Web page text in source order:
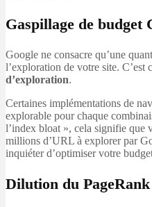
Gaspillage de budget
Google ne consacre qu’une
l’exploration de votre site. C’est
d’exploration.
Certaines implémentations de
explorable pour chaque
l’index bloat », cela signifie que
millions d’URL à explorer par
inquiéter d’optimiser votre
Dilution du PageRank